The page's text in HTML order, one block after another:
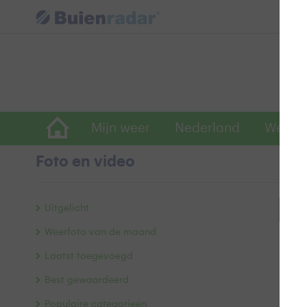
Mijn weer Nederland
Foto en video
Uitgelicht
Weerfoto van de maand
Laatst toegevoegd
Best gewaardeerd
Populaire categorieën